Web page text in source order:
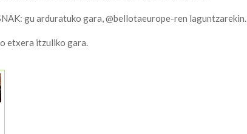
gu arduratuko gara, @bellotaeurope-ren laguntzarekin.
etxera itzuliko gara.